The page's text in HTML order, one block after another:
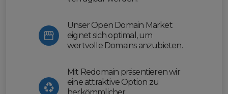
Unser Open Domain Market
eignet sich optimal, um
wertvolle Domains anzubieten.
Mit Redomain präsentieren wir
eine attraktive Option zu